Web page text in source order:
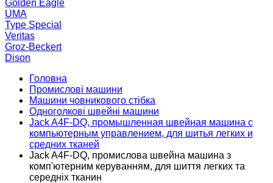
Golden Eagle
UMA
Type Special
Veritas
Groz-Beckert
Dison
Головна
Промислові машини
Машини човникового стібка
Одноголкові швейні машини
Jack A4F-DQ, промышленная швейная машина с
компьютерным управлением, для шитья легких и
средних тканей
Jack A4F-DQ, промислова швейна машина з
комп'ютерним керуванням, для шиття легких та
середніх тканин